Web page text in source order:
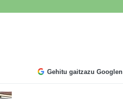
Gehitu gaitzazu Googlen